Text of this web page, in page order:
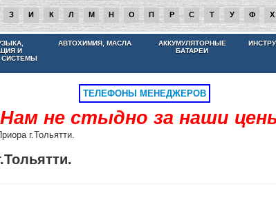
З И К Л М Н О П Р С Т У Ф Х
НАМ НЕ СТЫДНО ЗА НАШИ ЦЕНЫ
И
СИСТЕМЫ
АВТОХИМИЯ, МАСЛА
АККУМУЛЯТОРНЫЕ
БАТАРЕИ
ТЕЛЕФОНЫ МЕНЕДЖЕРОВ
Нам не стыдно за наши
г.Тольятти.